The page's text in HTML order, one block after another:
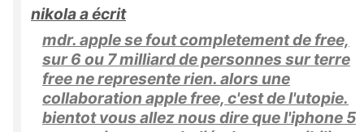
nikola a écrit
mdr. apple se fout completement de free,
sur 6 ou 7 milliard de personnes sur terre
free ne represente rien. alors une
collaboration apple free, c'est de l'utopie.
bientot vous allez nous dire que l'iphone 5